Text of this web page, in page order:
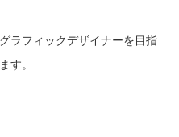
ラフィックデザイナーを目指
す。